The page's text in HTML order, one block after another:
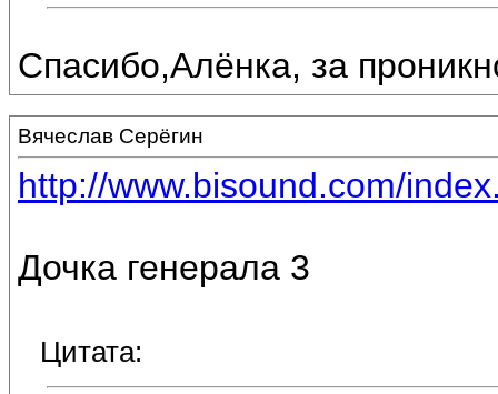
Спасибо,Алёнка, за
Вячеслав Серёгин
http://www.bisound.com/
Дочка генерала 3
Цитата: